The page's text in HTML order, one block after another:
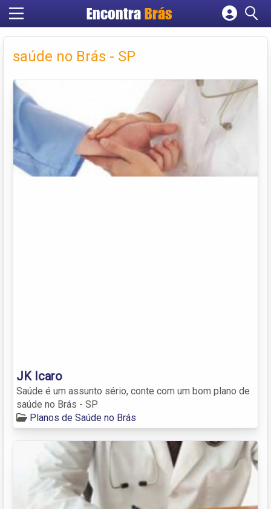
Encontra Brás
Cadastrar empresa
Criar conta
saúde no Brás - SP
JK Icaro
Saúde é um assunto sério, conte com um bom plano de
saúde no Brás - SP
Planos de Saúde no Brás